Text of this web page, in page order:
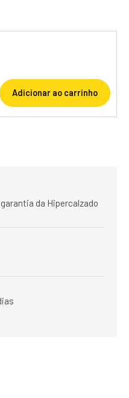
Adicionar ao carrinho
da Hipercalzado